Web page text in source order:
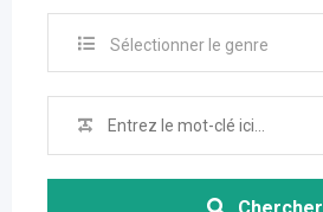
Sélectionner le genre